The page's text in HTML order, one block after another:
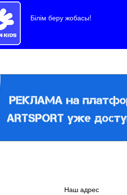
Білім беру жобасы!
Наш адрес